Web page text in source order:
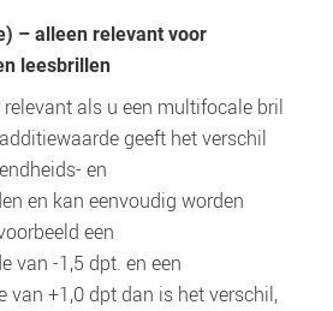
– alleen relevant voor
leesbrillen
als u een multifocale bril
geeft het verschil
en
en kan eenvoudig worden
een
van -1,5 dpt. en een
van +1,0 dpt dan is het verschil,